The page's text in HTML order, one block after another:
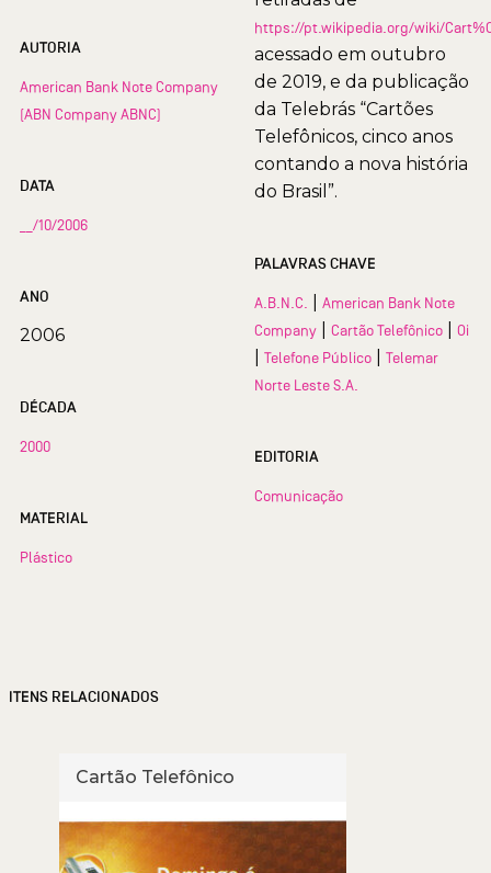
AUTORIA
American Bank Note Company
(ABN Company ABNC)
DATA
__/10/2006
ANO
2006
DÉCADA
2000
MATERIAL
Plástico
https://pt.wikipedia.org/wiki/
acessado em outubro
de 2019, e da publicação
da Telebrás “Cartões
Telefônicos, cinco anos
contando a nova história
do Brasil”.
PALAVRAS CHAVE
A.B.N.C.
American Bank Note
Company
Cartão Telefônico Oi
Telefone Público
Telemar
Norte Leste S.A.
EDITORIA
Comunicação
ITENS RELACIONADOS
Cartão Telefônico